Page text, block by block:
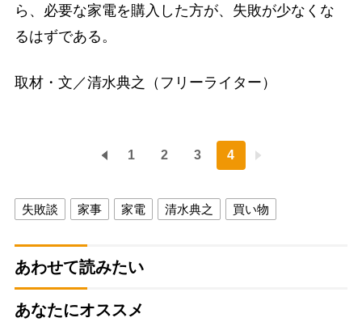
ら、必要な家電を購入した方が、失敗が少なくな
るはずである。
取材・文／清水典之（フリーライター）
1 2 3 4
失敗談 家事 家電 清水典之 買い物
あわせて読みたい
あなたにオススメ